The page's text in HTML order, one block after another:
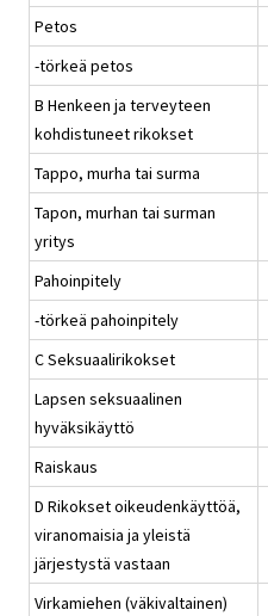
Petos
-törkeä petos
B Henkeen ja terveyteen
kohdistuneet rikokset
Tappo, murha tai surma
Tapon, murhan tai surman
yritys
Pahoinpitely
-törkeä pahoinpitely
C Seksuaalirikokset
Lapsen seksuaalinen
hyväksikäyttö
Raiskaus
D Rikokset oikeudenkäyttöä,
viranomaisia ja yleistä
järjestystä vastaan
Virkamiehen (väkivaltainen)